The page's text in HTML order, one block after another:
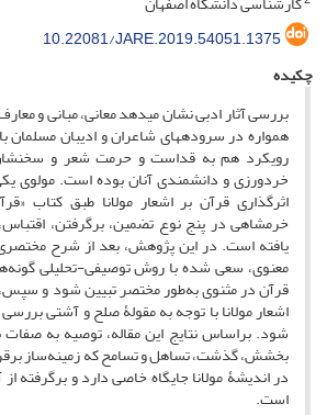
10.22081/JARE.2019.54051.1375
چکیده
بررسی آثار ادبی نشان می­دهد معانی، مبانی و
همواره در سروده­های شاعران و ادیبان مسلمان
رویکرد هم به قداست و حرمت شعر و
خردورزی و دانشمندی آنان بوده است. مولوی
اثرگذاری قرآن بر اشعار مولانا طبق کتاب
خرمشاهی در پنج نوع تضمین، برگرفتن، اقتباس،
یافته است. در این پژوهش، بعد از شرح مختصری
معنوی، سعی شده با روش توصیفی-تحلیلی
قرآن در مثنوی به‌طور مختصر تبیین شود و سپس،
اشعار مولانا با توجه به مقولۀ صلح و آشتی
شود. براساس نتایج این مقاله، توصیه به
بخشش، گذشت، تساهل و تسامح که زمینه‌ساز
در اندیشۀ مولانا جایگاه خاصی دارد و برگرفته
است.